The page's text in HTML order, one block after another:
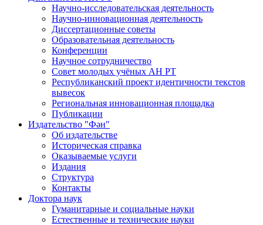
Научно-исследовательская деятельность
Научно-инновационная деятельность
Диссертационные советы
Образовательная деятельность
Конференции
Научное сотрудничество
Совет молодых учёных АН РТ
Республиканский проект идентичности текстов
вывесок
Региональная инновационная площадка
Публикации
Издательство "Фән"
Об издательстве
Историческая справка
Оказываемые услуги
Издания
Структура
Контакты
Доктора наук
Гуманитарные и социальные науки
Естественные и технические науки